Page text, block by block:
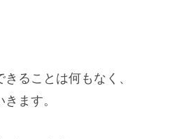
ることは何もなく、
ます。